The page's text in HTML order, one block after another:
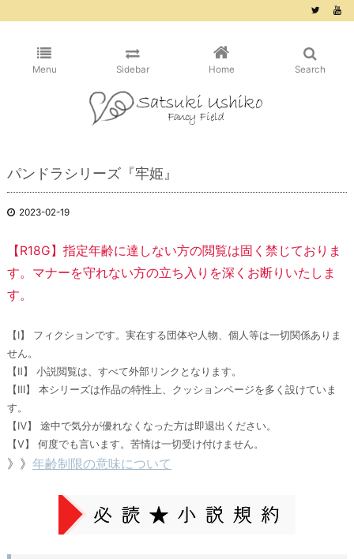
Menu Sidebar Home Search
パンドラシリーズ『牢姫』
2023-02-19
【R18G】指定年齢に達しない方の閲覧は固く禁じておりま
す。マナーを守れない方の立ち入りを深くお断りいたしま
す。
【Ⅰ】 フィクションです。実在する団体や人物、個人等は一切関係ありま
せん。
【Ⅱ】 小説閲覧は、すべて外部リンクとなります。
【Ⅲ】 本シリーズは作品の特性上、クッションページを多く設けていま
す。
【Ⅳ】 途中で気分が優れなくなった方は即退出ください。
【Ⅴ】 何度でも言います。苦情は一切受け付けません。
》》 年齢制限の意味について